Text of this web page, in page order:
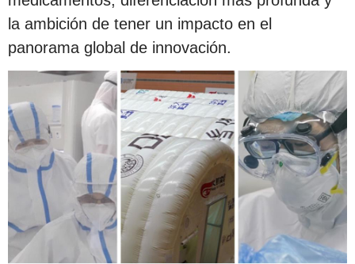
la ambición de tener un impacto en el
panorama global de innovación.